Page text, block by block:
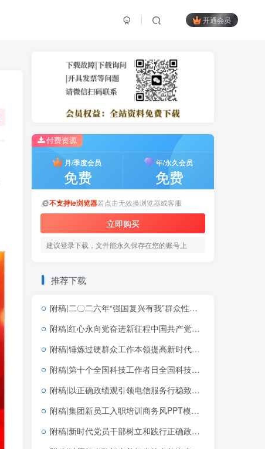
开通会员
付费资源
月/季度会员
免费
年/永久会员
免费
不支持ie浏览器若点击无效换浏览器或客服
立即购买
建议登录下载，文件能永久保存在您的账号上
推荐下载
附稿|二〇二六年“强国复兴有我”群众性主题宣传教育活动青年教育PPT模板下载
附稿|红心永向党奋进新征程中国共产党成立105周年专题党课党建PPT模板
附稿|锤炼过硬群众工作本领提高新时代群众工作能力基层党支部三会一课党课PPT
附稿|第十个全国科技工作者日全国科技活动周十五五主题高校团支部团课宣讲PPT下载
附稿|以正确政绩观引领电信服务行稳致远PPT课件2026年电信公司学习教育专题党课幻灯片
附稿|集团新员工入职培训商务风PPT模板企业新人岗前培训课件
附稿|新时代党员干部树立和践行正确政绩观2026学习教育党课PPT课件